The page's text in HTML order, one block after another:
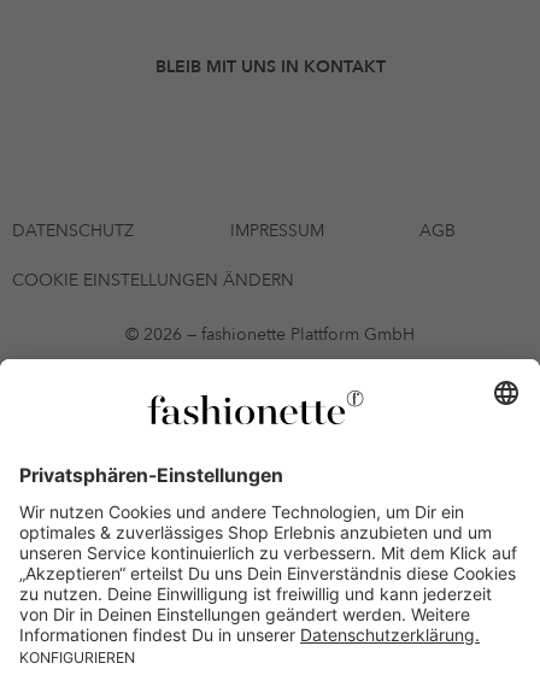
BLEIB MIT UNS IN KONTAKT
DATENSCHUTZ IMPRESSUM AGB
COOKIE EINSTELLUNGEN ÄNDERN
© 2026 — fashionette Plattform GmbH
*Gutschein bis zum 12.08.2026 mehrmals auf alle Artikel der Seite
fashionette.at/selected-styles anwendbar. Es gelten die in den AGB
Einzelne Marken und Artikel können ausgeschlossen sein. Bonität
vorausgesetzt, alle Preise inkl. MwSt. und ohne Versandkosten. Bei
Ratenkäufen kann die letzte Rate geringfügig abweichen. Die
Anzahl der Raten und die jeweilige Verfügbarkeit von
Zahlungsmethoden kann variieren. Die Prominenten, die
namentlich genannt oder dargestellt werden, haben keine der auf
der Website angebotenen Artikel anerkannt, empfohlen oder
befürwortet. Lieferungen sind nur an Lieferadressen in Österreich